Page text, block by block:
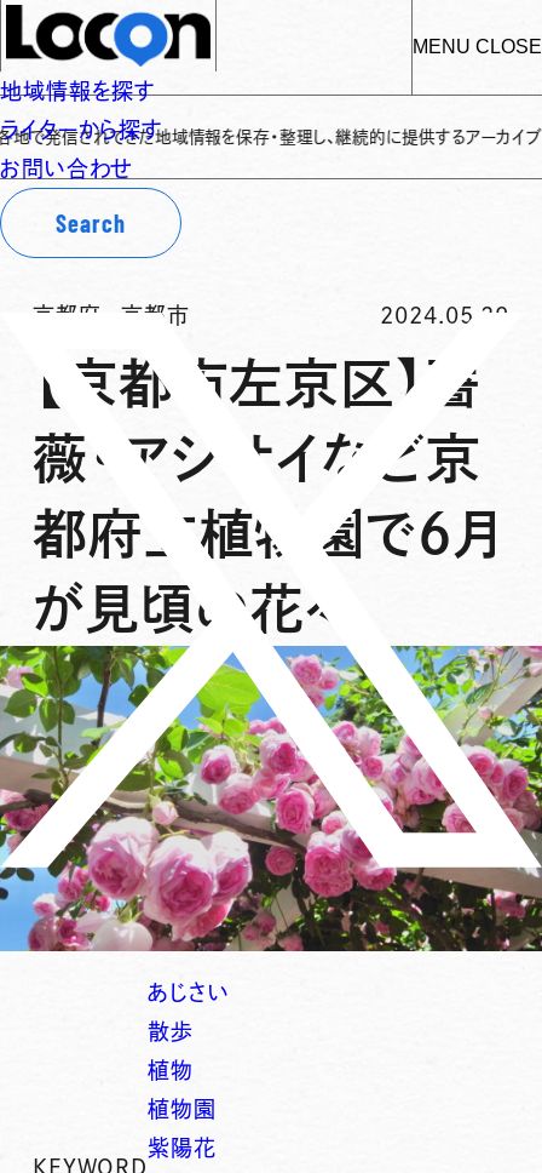
MENU CLOSE
地域情報を探す
ライターから探す
お問い合わせ
Search
てきた地域情報を保存・整理し、継続的に提供するアーカイブサイトです✌
京都府 -京都市 2024.05.29
【京都市左京区】薔
薇・アジサイなど京
都府立植物園で6月
が見頃の花々
KEYWORD
あじさい
散歩
植物
植物園
紫陽花